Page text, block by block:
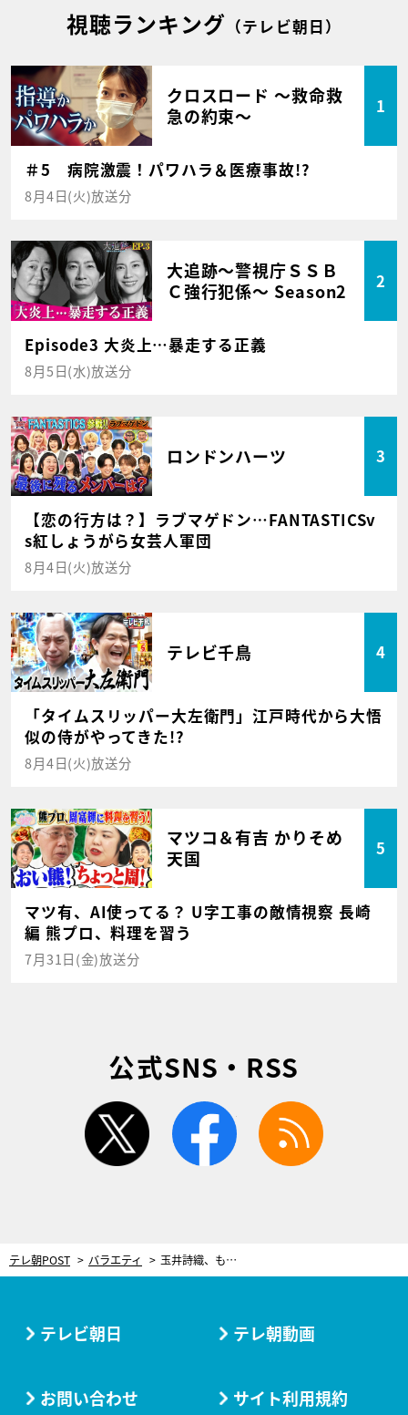
視聴ランキング （テレビ朝日）
クロスロード ～救命救
急の約束～
1
＃5 病院激震！パワハラ＆医療事故!?
8月4日(火)放送分
大追跡～警視庁ＳＳＢ
Ｃ強行犯係～ Season2
2
Episode3 大炎上…暴走する正義
8月5日(水)放送分
ロンドンハーツ 3
【恋の行方は？】ラブマゲドン…FANTASTICSv
s紅しょうがら女芸人軍団
8月4日(火)放送分
テレビ千鳥 4
「タイムスリッパー大左衛門」江戸時代から大悟
似の侍がやってきた!?
8月4日(火)放送分
マツコ＆有吉 かりそめ
天国
5
マツ有、AI使ってる？ U字工事の敵情視察 長崎
編 熊プロ、料理を習う
7月31日(金)放送分
公式SNS・RSS
twitter facebook
テレ朝POST バラエティ 玉井詩織、ももクロ人生唯一の大失敗を告白 北海道で起きた高城れに大激怒の「事件」とは
テレビ朝日 テレ朝動画
お問い合わせ サイト利用規約